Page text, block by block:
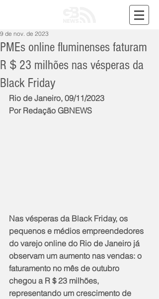
PMEs online fluminenses faturam
R＄23 milhões nas vésperas da
Black Friday
9 de nov. de 2023
Rio de Janeiro, 09/11/2023
Por Redação GBNEWS
Nas vésperas da Black Friday, os
pequenos e médios empreendedores
do varejo online do Rio de Janeiro já
observam um aumento nas vendas: o
faturamento no mês de outubro
chegou a R＄23 milhões,
representando um crescimento de